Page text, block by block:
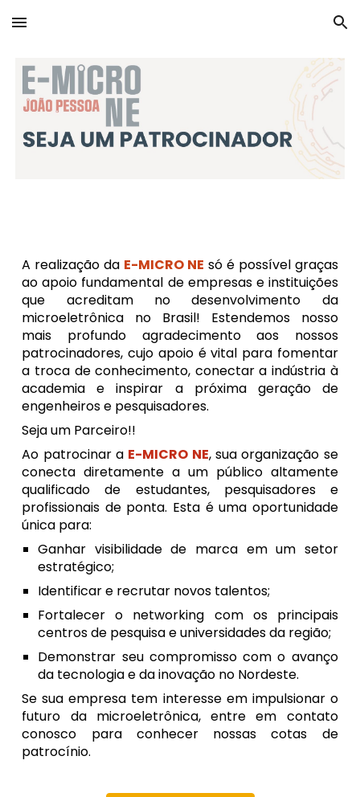
Skip to main content Skip to navigation
A realização da E-MICRO NE só é possível graças
ao apoio fundamental de empresas e instituições
que acreditam no desenvolvimento da
microeletrônica no Brasil! Estendemos nosso
mais profundo agradecimento aos nossos
patrocinadores, cujo apoio é vital para fomentar
a troca de conhecimento, conectar a indústria à
academia e inspirar a próxima geração de
engenheiros e pesquisadores.
Seja um Parceiro!!
Ao patrocinar a E-MICRO NE, sua organização se
conecta diretamente a um público altamente
qualificado de estudantes, pesquisadores e
profissionais de ponta. Esta é uma oportunidade
única para:
Ganhar visibilidade de marca em um setor
estratégico;
Identificar e recrutar novos talentos;
Fortalecer o networking com os principais
centros de pesquisa e universidades da região;
Demonstrar seu compromisso com o avanço
da tecnologia e da inovação no Nordeste.
Se sua empresa tem interesse em impulsionar o
futuro da microeletrônica, entre em contato
conosco para conhecer nossas cotas de
patrocínio.